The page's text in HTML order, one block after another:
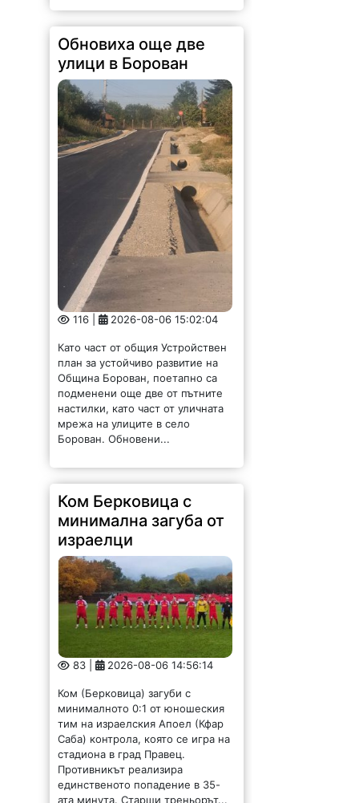
Обновиха още две
улици в Борован
116 | 2026-08-06 15:02:04
Като част от общия Устройствен
план за устойчиво развитие на
Община Борован, поетапно са
подменени още две от пътните
настилки, като част от уличната
мрежа на улиците в село
Борован. Обновени...
Ком Берковица с
минимална загуба от
израелци
83 | 2026-08-06 14:56:14
Ком (Берковица) загуби с
минималното 0:1 от юношеския
тим на израелския Апоел (Кфар
Саба) контрола, която се игра на
стадиона в град Правец.
Противникът реализира
единственото попадение в 35-
ата минута. Старши треньорът...